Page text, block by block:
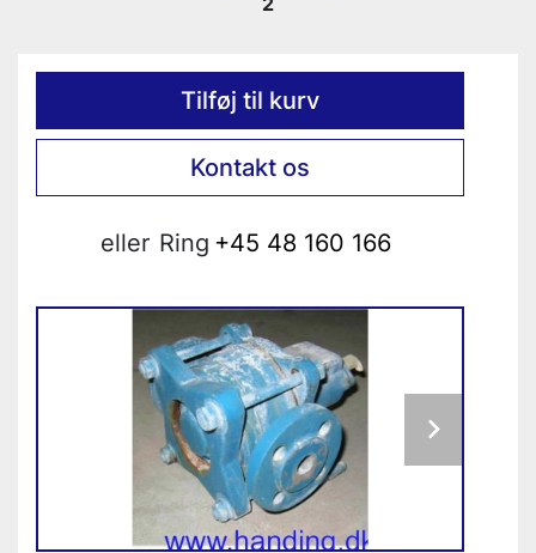
Tilføj til kurv
Kontakt os
eller Ring +45 48 160 166